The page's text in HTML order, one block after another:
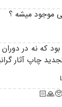
موجود میشه ؟
که نه در
چاپ آثار